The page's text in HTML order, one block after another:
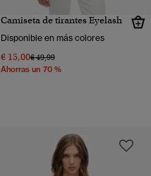
Camiseta de tirantes Eyelash
Disponible en más colores
€ 15,00Precio rebajado de
€ 49,99a
Ahorras un 70 %